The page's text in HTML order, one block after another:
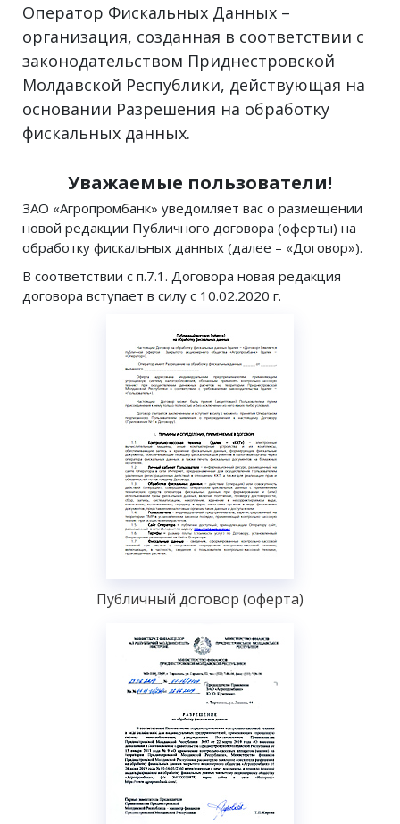
Оператор Фискальных Данных –
организация, созданная в соответствии с
законодательством Приднестровской
Молдавской Республики, действующая на
основании Разрешения на обработку
фискальных данных.
Уважаемые пользователи!
ЗАО «Агропромбанк» уведомляет вас о размещении
новой редакции Публичного договора (оферты) на
обработку фискальных данных (далее – «Договор»).
В соответствии с п.7.1. Договора новая редакция
договора вступает в силу с 10.02.2020 г.
Публичный договор (оферта)